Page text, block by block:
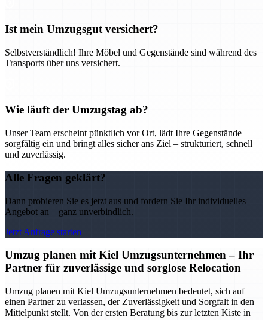
Ist mein Umzugsgut versichert?
Selbstverständlich! Ihre Möbel und Gegenstände sind während des
Transports über uns versichert.
Wie läuft der Umzugstag ab?
Unser Team erscheint pünktlich vor Ort, lädt Ihre Gegenstände
sorgfältig ein und bringt alles sicher ans Ziel – strukturiert, schnell
und zuverlässig.
Alle Fragen geklärt?
Dann probieren Sie es jetzt aus und fordern Sie Ihr individuelles
Angebot an – ganz unverbindlich.
Jetzt Anfrage starten
Umzug planen mit Kiel Umzugsunternehmen – Ihr
Partner für zuverlässige und sorglose Relocation
Umzug planen mit Kiel Umzugsunternehmen bedeutet, sich auf
einen Partner zu verlassen, der Zuverlässigkeit und Sorgfalt in den
Mittelpunkt stellt. Von der ersten Beratung bis zur letzten Kiste in